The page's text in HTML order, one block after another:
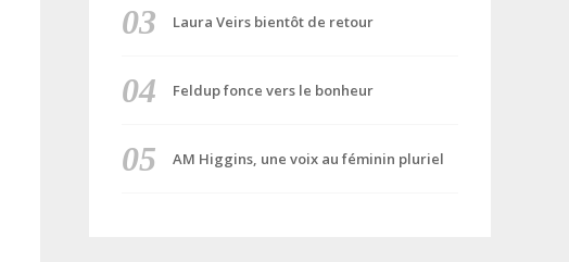
Laura Veirs bientôt de retour
Feldup fonce vers le bonheur
AM Higgins, une voix au féminin pluriel